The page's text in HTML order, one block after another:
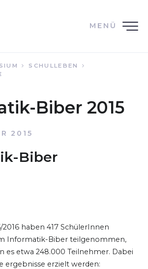
MENÜ
SCHULLEBEN
Biber 2015
2015
Biber
2016 haben 417 SchülerInnen
Informatik-Biber teilgenommen,
es etwa 248.000 Teilnehmer. Dabei
ergebnisse erzielt werden: